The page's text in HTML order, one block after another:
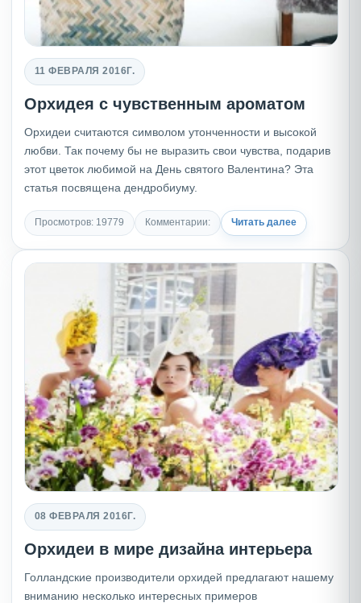
11 ФЕВРАЛЯ 2016Г.
Орхидея с чувственным ароматом
Орхидеи считаются символом утонченности и высокой
любви. Так почему бы не выразить свои чувства, подарив
этот цветок любимой на День святого Валентина? Эта
статья посвящена дендробиуму.
Просмотров: 19779 Комментарии: Читать далее
08 ФЕВРАЛЯ 2016Г.
Орхидеи в мире дизайна интерьера
Голландские производители орхидей предлагают нашему
вниманию несколько интересных примеров